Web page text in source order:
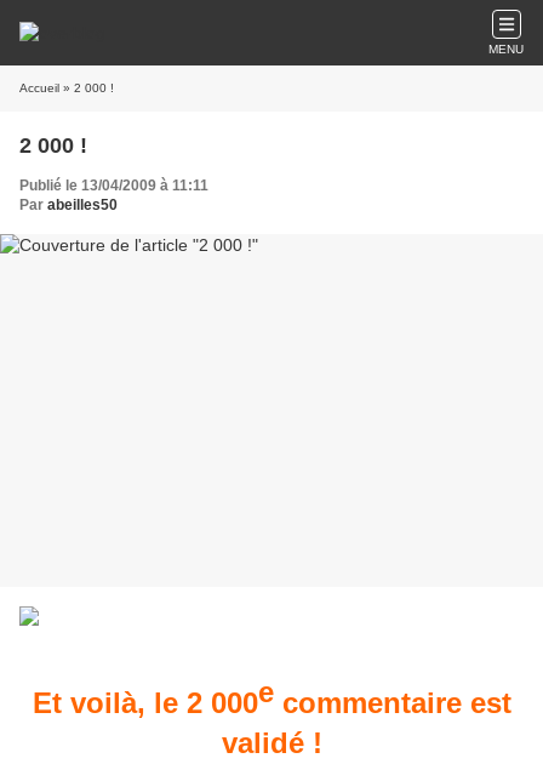
MENU
Accueil » 2 000 !
2 000 !
Publié le 13/04/2009 à 11:11
Par abeilles50
Et voilà, le 2 000e commentaire est
validé !